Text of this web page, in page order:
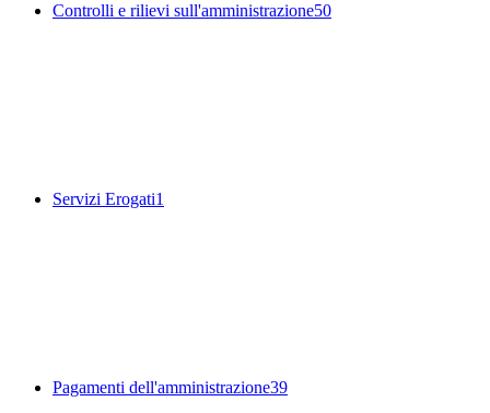
Controlli e rilievi sull'amministrazione50
Servizi Erogati1
Pagamenti dell'amministrazione39